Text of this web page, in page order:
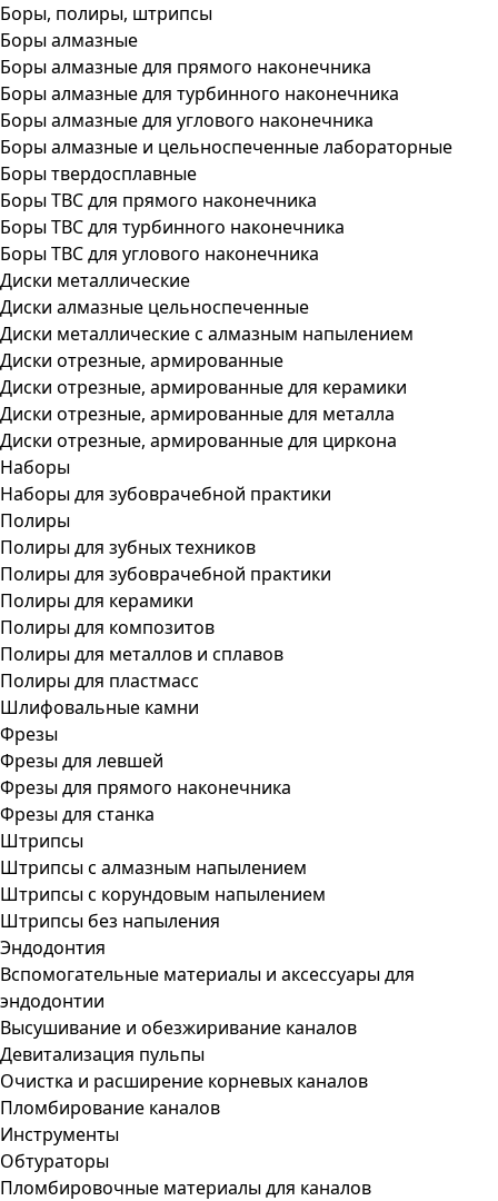
Боры, полиры, штрипсы
Боры алмазные
Боры алмазные для прямого наконечника
Боры алмазные для турбинного наконечника
Боры алмазные для углового наконечника
Боры алмазные и цельноспеченные лабораторные
Боры твердосплавные
Боры ТВС для прямого наконечника
Боры ТВС для турбинного наконечника
Боры ТВС для углового наконечника
Диски металлические
Диски алмазные цельноспеченные
Диски металлические с алмазным напылением
Диски отрезные, армированные
Диски отрезные, армированные для керамики
Диски отрезные, армированные для металла
Диски отрезные, армированные для циркона
Наборы
Наборы для зубоврачебной практики
Полиры
Полиры для зубных техников
Полиры для зубоврачебной практики
Полиры для керамики
Полиры для композитов
Полиры для металлов и сплавов
Полиры для пластмасс
Шлифовальные камни
Фрезы
Фрезы для левшей
Фрезы для прямого наконечника
Фрезы для станка
Штрипсы
Штрипсы c алмазным напылением
Штрипсы c корундовым напылением
Штрипсы без напыления
Эндодонтия
Вспомогательные материалы и аксессуары для
эндодонтии
Высушивание и обезжиривание каналов
Девитализация пульпы
Очистка и расширение корневых каналов
Пломбирование каналов
Инструменты
Обтураторы
Пломбировочные материалы для каналов